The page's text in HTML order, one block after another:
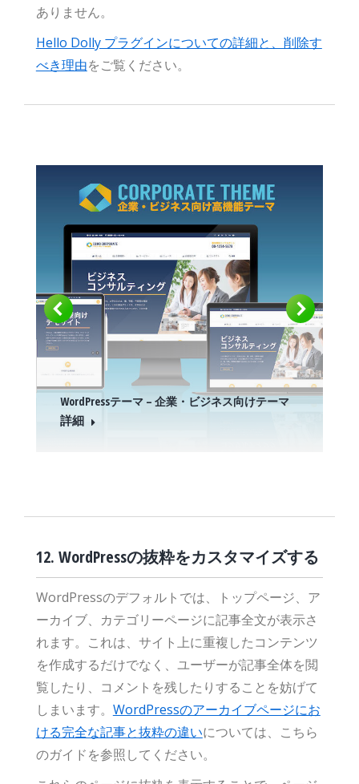
ありません。
Hello Dolly プラグインについての詳細と、削除す
べき理由をご覧ください。
WordPressテーマ – 企業・ビジネス向けテーマ
詳細
12. WordPressの抜粋をカスタマイズする
WordPressのデフォルトでは、トップページ、ア
ーカイブ、カテゴリーページに記事全文が表示さ
れます。これは、サイト上に重複したコンテンツ
を作成するだけでなく、ユーザーが記事全体を閲
覧したり、コメントを残したりすることを妨げて
しまいます。 WordPressのアーカイブページにお
ける完全な記事と抜粋の違いについては、こちら
のガイドを参照してください。